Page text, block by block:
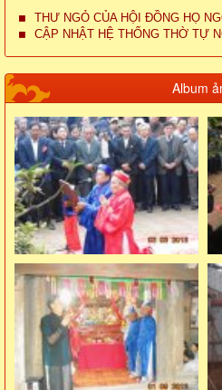
THƯ NGỎ CỦA HỘI ĐỒNG HỌ
CẬP NHẬT HỆ THỐNG THỜ TỰ
Album